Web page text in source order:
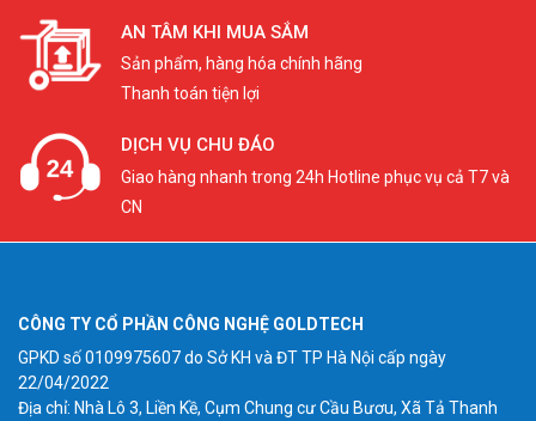
AN TÂM KHI MUA SẮM
Sản phẩm, hàng hóa chính hãng
Thanh toán tiện lợi
DỊCH VỤ CHU ĐÁO
Giao hàng nhanh trong 24h Hotline phục vụ cả T7 và
CN
CÔNG TY CỔ PHẦN CÔNG NGHỆ GOLDTECH
GPKD số 0109975607 do Sở KH và ĐT TP Hà Nội cấp ngày
22/04/2022
Địa chỉ: Nhà Lô 3, Liền Kề, Cụm Chung cư Cầu Bươu, Xã Tả Thanh